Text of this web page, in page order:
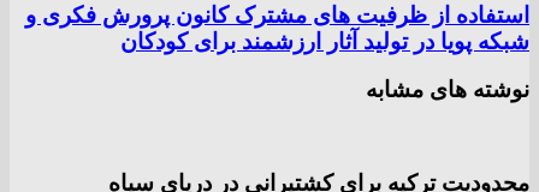
استفاده از ظرفیت های مشترک کانون پرورش فکری و
شبکه پویا در تولید آثار ارزشمند برای کودکان
نوشته های مشابه
محدودیت ترکیه برای کشتیرانی در دریای سیاه